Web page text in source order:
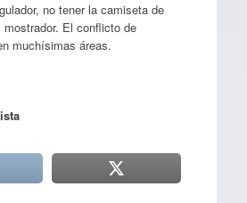
no tener la camiseta de
El conflicto de
muchísimas áreas.